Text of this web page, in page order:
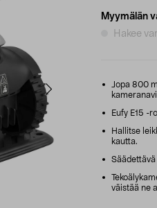
Myymälän
Hakee
Jopa 800
Eufy E15 -
Hallitse
kautta.
Säädettävä
väistää ne